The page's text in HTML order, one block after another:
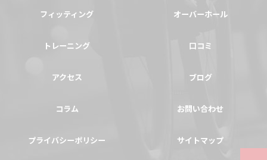
フィッティング オーバーホール
トレーニング 口コミ
アクセス ブログ
コラム お問い合わせ
プライバシーポリシー サイトマップ